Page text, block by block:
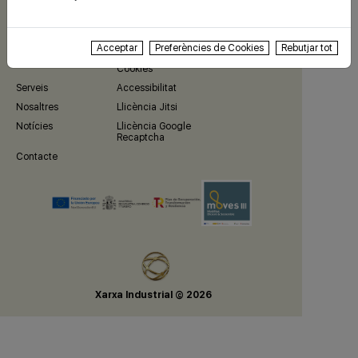
Acceptar Preferències de Cookies Rebutjar tot
Poblacions
Política de
Política de
Cookies
Serveis
Accessibilitat
Nosaltres
Llicència Jitsi
Notícies
Llicència Google
Recaptcha
Contacte
Xarxa Industrial © 2026